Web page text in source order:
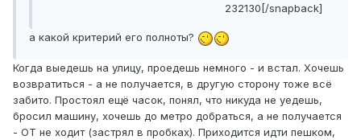
232130[/snapback]
а какой критерий его полноты?
Когда выедешь на улицу, проедешь немного - и встал. Хочешь
возвратиться - а не получается, в другую сторону тоже всё
забито. Простоял ещё часок, понял, что никуда не уедешь,
бросил машину, хочешь до метро добраться, а не получается
- ОТ не ходит (застрял в пробках). Приходится идти пешком,